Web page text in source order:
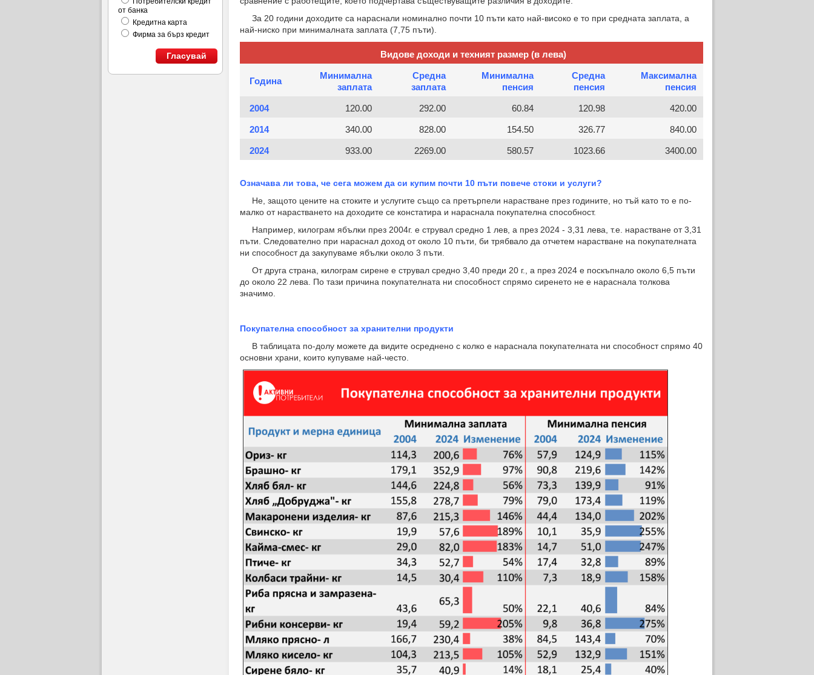
от банка
Кредитна карта
Фирма за бърз кредит
Гласувай
За 20 години доходите са нараснали номинално почти 10 пъти като най-високо е то при средната заплата, а
най-ниско при минималната заплата (7,75 пъти).
Видове доходи и техният размер (в лева)
Година
Минимална
заплата
Средна
заплата
Минимална
пенсия
Средна
пенсия
Максимална
пенсия
2004 120.00 292.00 60.84 120.98 420.00
2014 340.00 828.00 154.50 326.77 840.00
2024 933.00 2269.00 580.57 1023.66 3400.00
Означава ли това, че сега можем да си купим почти 10 пъти повече стоки и услуги?
Не, защото цените на стоките и услугите също са претърпели нарастване през годините, но тъй като то е по-
малко от нарастването на доходите се констатира и нараснала покупателна способност.
Например, килограм ябълки през 2004г. е струвал средно 1 лев, а през 2024 - 3,31 лева, т.е. нарастване от 3,31
пъти. Следователно при нараснал доход от около 10 пъти, би трябвало да отчетем нарастване на покупателната
ни способност да закупуваме ябълки около 3 пъти.
От друга страна, килограм сирене е струвал средно 3,40 преди 20 г., а през 2024 е поскъпнало около 6,5 пъти
до около 22 лева. По тази причина покупателната ни способност спрямо сиренето не е нараснала толкова
значимо.
Покупателна способност за хранителни продукти
В таблицата по-долу можете да видите осреднено с колко е нараснала покупателната ни способност спрямо 40
основни храни, които купуваме най-често.